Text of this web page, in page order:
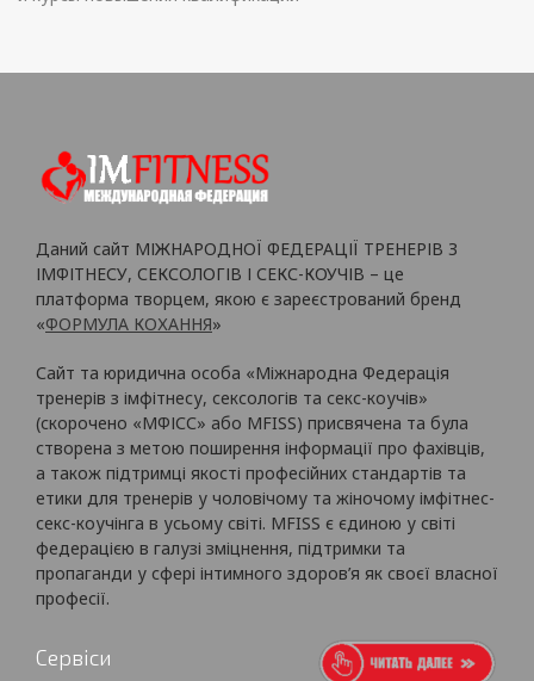
Даний сайт МІЖНАРОДНОЇ ФЕДЕРАЦІЇ ТРЕНЕРІВ З
ІМФІТНЕСУ, СЕКСОЛОГІВ І СЕКС-КОУЧІВ – це
платформа творцем, якою є зареєстрований бренд
«ФОРМУЛА КОХАННЯ»
Сайт та юридична особа «Міжнародна Федерація
тренерів з імфітнесу, сексологів та секс-коучів»
(скорочено «МФІСС» або MFISS) присвячена та була
створена з метою поширення інформації про фахівців,
а також підтримці якості професійних стандартів та
етики для тренерів у чоловічому та жіночому імфітнес-
секс-коучінга в усьому світі. MFISS є єдиною у світі
федерацією в галузі зміцнення, підтримки та
пропаганди у сфері інтимного здоров’я як своєї власної
професії.
Сервіси